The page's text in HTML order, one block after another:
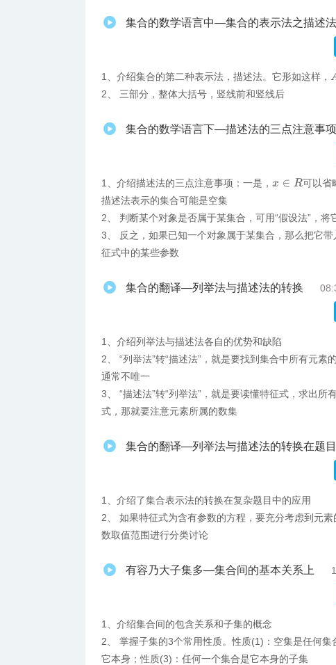
集合的数学语言中—集合的表示法之描述法
1、介绍集合的第二种表示法，描述法。它形如这样， A
2、 三部分，整体大括号，竖线前和竖线后
集合的数学语言下—描述法的三点注意事项
1、​介绍描述法的三点注意事项：一是， x∈R
可以省
描述法表示的集合可能是空集
2、 判断某个对象是否属于某集合，可用“假设法”，
3、 反之，如果已知一个对象属于某集合，那么把它
征式中的某些参数
集合的翻译—列举法与描述法的转换
1、介绍列举法与描述法各自的优势和缺陷
2、 “列举法”转“描述法”，就是要找到集合中所有元
通常不唯一
3、 “描述法”转“列举法”，就是要读懂特征式，求出
式，那就要注意元素所属的数集
集合的翻译—列举法与描述法的转换在题
1、介绍了集合表示法的转换在复杂题目中的应用
2、 如果特征式为含有参数的方程，要充分考虑到元
数取值范围进行分类讨论
有容乃大子集多—集合间的基本关系上
1、介绍集合间的包含关系和子集的概念
2、 掌握子集的3个常用性质。性质(1)：空集是任何
它本身；性质(3)：任何一个集合是它本身的子集